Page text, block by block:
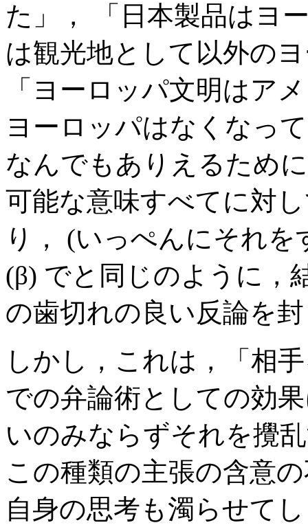
た」， 「日本製品はヨ
は観光地として以外の
「ヨーロッパ文明はア
ヨーロッパはなくなっ
なんでもありえるため
可能な意味すべてに対
り， (いっぺんにそれ
(β) でと同じのように，
の歯切れの良い反論を
しかし，これは，「相
での弁論術としての効
いのみならずそれを攪
この種類の主張の含意
自身の思考も濁らせて